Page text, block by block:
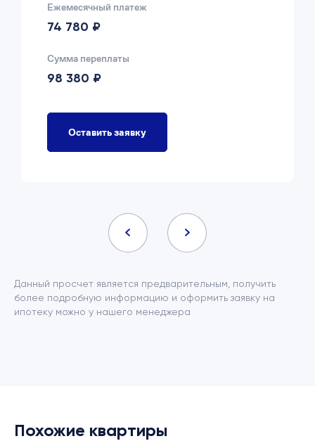
Ежемесячный платеж
74 780 ₽
Сумма переплаты
98 380 ₽
Оставить заявку
Данный просчет является предварительным, получить
более подробную информацию и оформить заявку на
ипотеку можно у нашего менеджера
Похожие квартиры